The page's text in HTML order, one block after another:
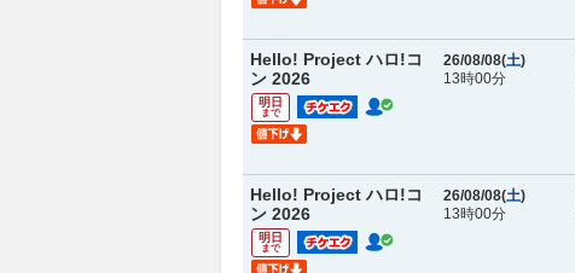
Hello! Project ハロ!コ
ン 2026
明日
まで
26/08/08(土)
13時00分
Hello! Project ハロ!コ
ン 2026
明日
まで
26/08/08(土)
13時00分